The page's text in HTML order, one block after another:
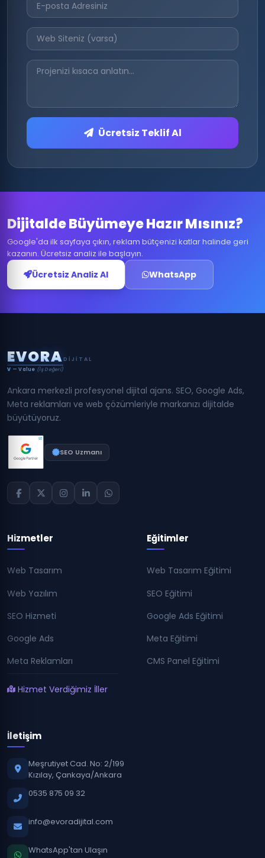
Ücretsiz Teklif Al
Dijitalde Büyümeye Hazır Mısınız?
Google'da ilk sayfaya çıkın, reklam bütçenizi katlar halinde geri
kazanın. Ücretsiz analiz ile başlayın.
Ücretsiz Analiz Al WhatsApp
EVORA DIJITAL
V — Value (İş Değeri)
Ankara merkezli profesyonel dijital ajans. SEO, Google Ads,
Meta reklamları ve web çözümleriyle markanızı dijitalde
büyütüyoruz.
SEO Uzmanı
Hizmetler
Web Tasarım
Web Yazılım
SEO Hizmeti
Google Ads
Meta Reklamları
Hizmet Verdiğimiz İller
Eğitimler
Web Tasarım Eğitimi
SEO Eğitimi
Google Ads Eğitimi
Meta Eğitimi
CMS Panel Eğitimi
İletişim
Meşrutiyet Cad. No: 2/199
Kızılay, Çankaya/Ankara
0535 875 09 32
info@evoradijital.com
WhatsApp'tan Ulaşın